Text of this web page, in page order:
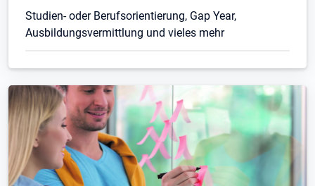
Studien- oder Berufsorientierung, Gap Year,
Ausbildungsvermittlung und vieles mehr